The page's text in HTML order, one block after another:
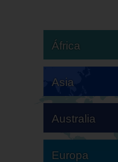
África
Asia
Australia
Europa